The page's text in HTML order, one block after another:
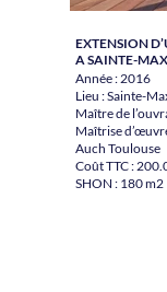
EXTENSION
A SAINTE-
Année : 2016
Lieu : Sainte-
Maître de
Maîtrise
Auch Toulouse
Coût TTC :
SHON : 180 m2